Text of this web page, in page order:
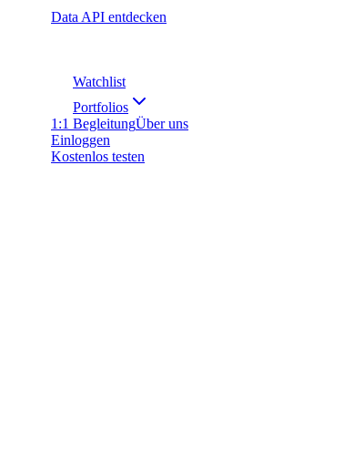
Data API entdecken
Watchlist
Portfolios
1:1 BegleitungÜber uns
Einloggen
Kostenlos testen